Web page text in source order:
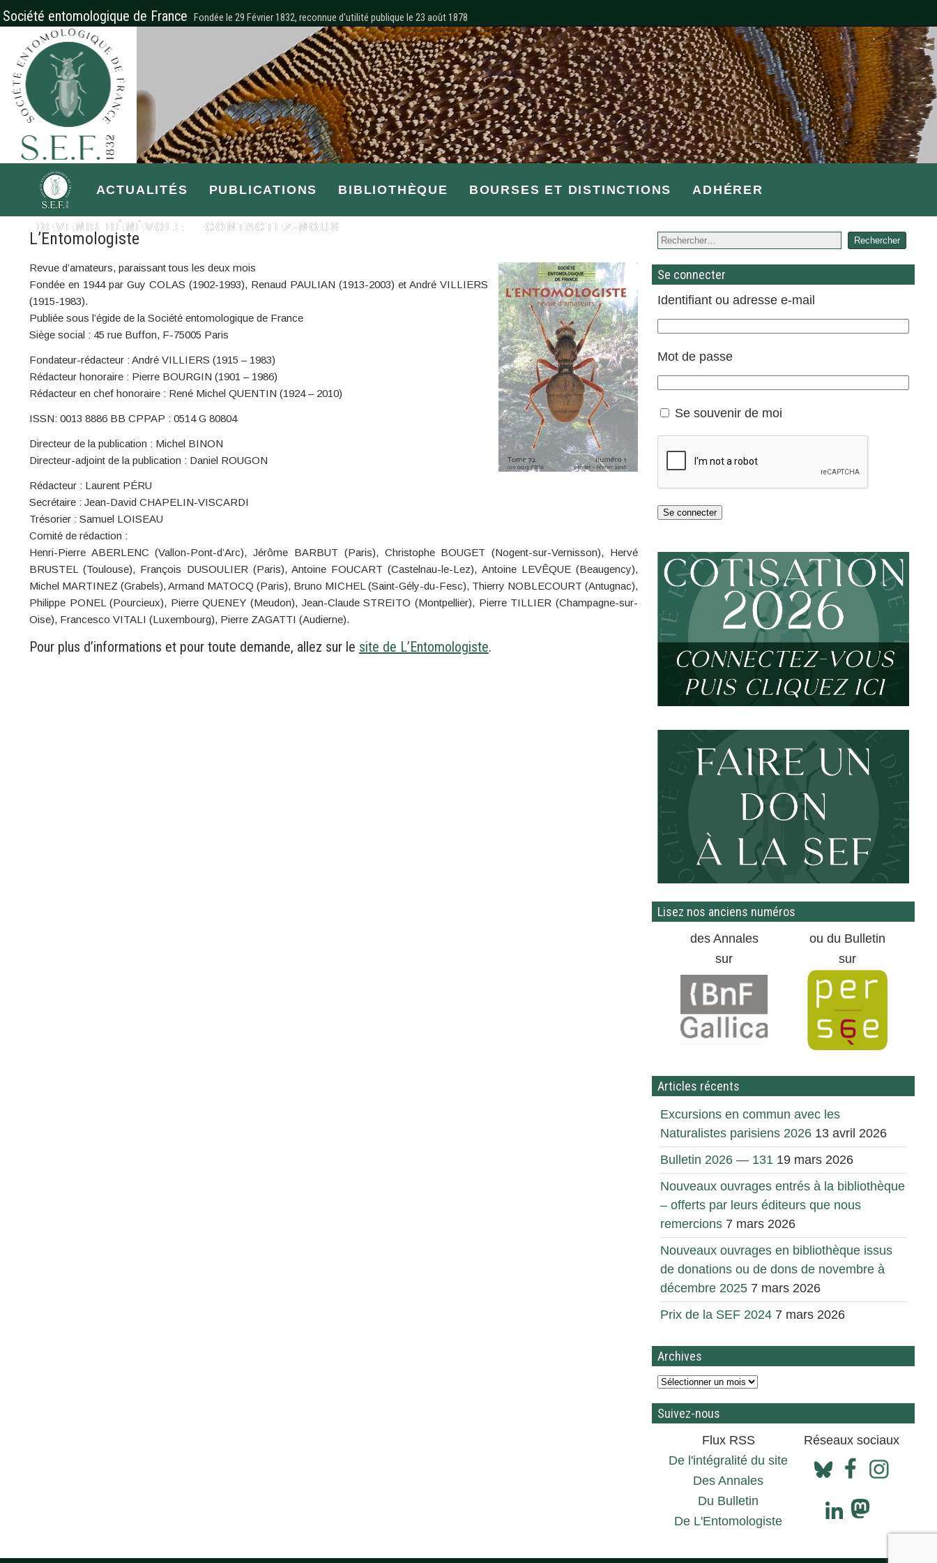
Société entomologique de France Fondée le 29 Février 1832, reconnue d'utilité publique le 23 août 1878
ACTUALITÉS PUBLICATIONS BIBLIOTHÈQUE BOURSES ET DISTINCTIONS ADHÉRER
DEVENIR BÉNÉVOLE CONTACTEZ-NOUS
L’Entomologiste
Revue d’amateurs, paraissant tous les deux mois
Fondée en 1944 par Guy COLAS (1902-1993), Renaud PAULIAN (1913-2003) et André VILLIERS
(1915-1983).
Publiée sous l’égide de la Société entomologique de France
Siège social : 45 rue Buffon, F-75005 Paris
Fondateur-rédacteur : André VILLIERS (1915 – 1983)
Rédacteur honoraire : Pierre BOURGIN (1901 – 1986)
Rédacteur en chef honoraire : René Michel QUENTIN (1924 – 2010)
ISSN: 0013 8886 BB CPPAP : 0514 G 80804
Directeur de la publication : Michel BINON
Directeur-adjoint de la publication : Daniel ROUGON
Rédacteur : Laurent PÉRU
Secrétaire : Jean-David CHAPELIN-VISCARDI
Trésorier : Samuel LOISEAU
Comité de rédaction :
Henri-Pierre ABERLENC (Vallon-Pont-d’Arc), Jérôme BARBUT (Paris), Christophe BOUGET (Nogent-sur-Vernisson), Hervé
BRUSTEL (Toulouse), François DUSOULIER (Paris), Antoine FOUCART (Castelnau-le-Lez), Antoine LEVÊQUE (Beaugency),
Michel MARTINEZ (Grabels), Armand MATOCQ (Paris), Bruno MICHEL (Saint-Gély-du-Fesc), Thierry NOBLECOURT (Antugnac),
Philippe PONEL (Pourcieux), Pierre QUENEY (Meudon), Jean-Claude STREITO (Montpellier), Pierre TILLIER (Champagne-sur-
Oise), Francesco VITALI (Luxembourg), Pierre ZAGATTI (Audierne).
Pour plus d’informations et pour toute demande, allez sur le site de L’Entomologiste.
Se connecter
Identifiant ou adresse e-mail
Mot de passe
Se souvenir de moi
Se connecter
Lisez nos anciens numéros
des Annales
ou du Bulletin
sur
sur
Articles récents
Excursions en commun avec les
Naturalistes parisiens 2026 13 avril 2026
Bulletin 2026 — 131 19 mars 2026
Nouveaux ouvrages entrés à la bibliothèque
– offerts par leurs éditeurs que nous
remercions 7 mars 2026
Nouveaux ouvrages en bibliothèque issus
de donations ou de dons de novembre à
décembre 2025 7 mars 2026
Prix de la SEF 2024 7 mars 2026
Archives
Suivez-nous
Flux RSS
Réseaux sociaux
De l'intégralité du site
Des Annales
Du Bulletin
De L'Entomologiste